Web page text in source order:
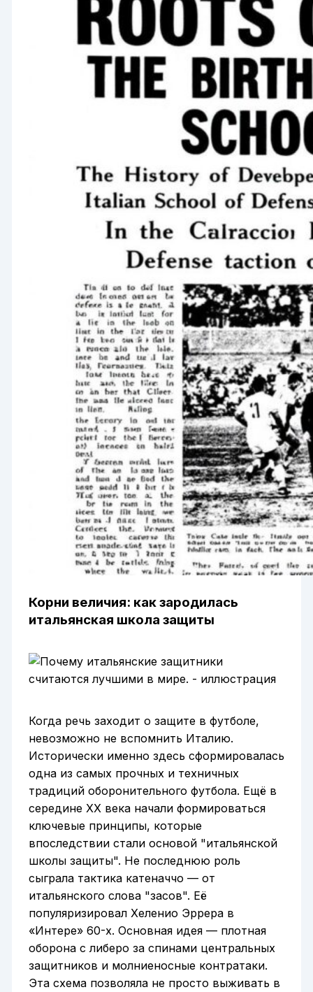
Корни величия: как зародилась
итальянская школа защиты
Когда речь заходит о защите в футболе,
невозможно не вспомнить Италию.
Исторически именно здесь сформировалась
одна из самых прочных и техничных
традиций оборонительного футбола. Ещё в
середине XX века начали формироваться
ключевые принципы, которые
впоследствии стали основой "итальянской
школы защиты". Не последнюю роль
сыграла тактика катеначчо — от
итальянского слова "засов". Её
популяризировал Хеленио Эррера в
«Интере» 60-х. Основная идея — плотная
оборона с либеро за спинами центральных
защитников и молниеносные контратаки.
Эта схема позволяла не просто выживать в